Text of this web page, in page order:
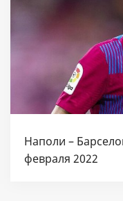
Наполи –
февраля 2022